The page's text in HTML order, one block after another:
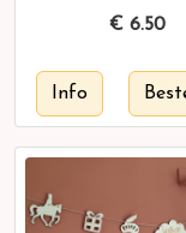
€ 6.50